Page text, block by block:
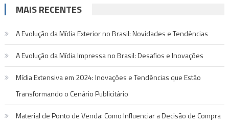
MAIS RECENTES
A Evolução da Mídia Exterior no Brasil: Novidades e Tendências
A Evolução da Mídia Impressa no Brasil: Desafios e Inovações
Mídia Extensiva em 2024: Inovações e Tendências que Estão
Transformando o Cenário Publicitário
Material de Ponto de Venda: Como Influenciar a Decisão de Compra